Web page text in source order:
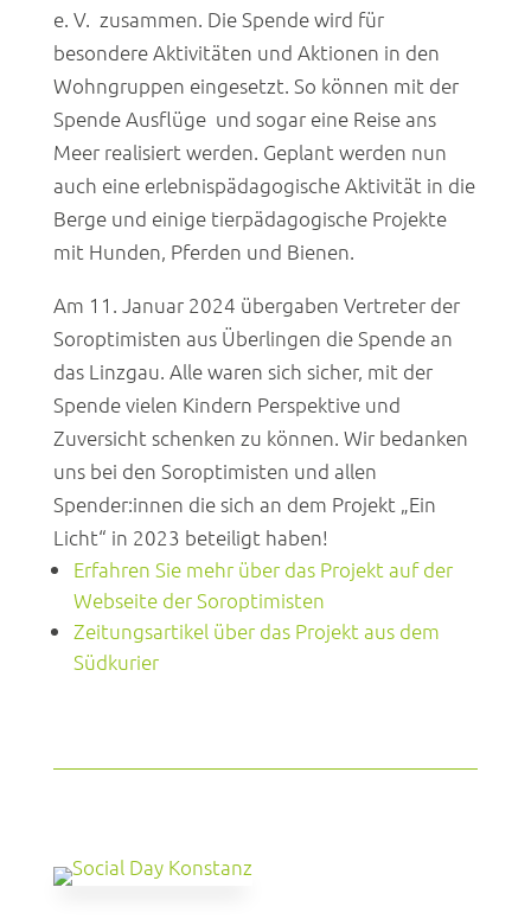
e. V. zusammen. Die Spende wird für
besondere Aktivitäten und Aktionen in den
Wohngruppen eingesetzt. So können mit der
Spende Ausflüge und sogar eine Reise ans
Meer realisiert werden. Geplant werden nun
auch eine erlebnispädagogische Aktivität in die
Berge und einige tierpädagogische Projekte
mit Hunden, Pferden und Bienen.
Am 11. Januar 2024 übergaben Vertreter der
Soroptimisten aus Überlingen die Spende an
das Linzgau. Alle waren sich sicher, mit der
Spende vielen Kindern Perspektive und
Zuversicht schenken zu können. Wir bedanken
uns bei den Soroptimisten und allen
Spender:innen die sich an dem Projekt „Ein
Licht“ in 2023 beteiligt haben!
Erfahren Sie mehr über das Projekt auf der
Webseite der Soroptimisten
Zeitungsartikel über das Projekt aus dem
Südkurier